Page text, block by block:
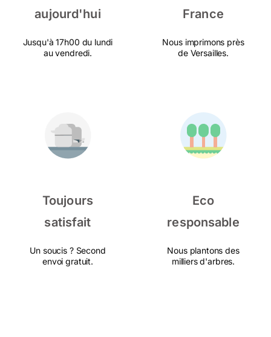
aujourd'hui
Jusqu'à 17h00 du lundi
au vendredi.
France
Nous imprimons près
de Versailles.
Toujours
satisfait
Un soucis ? Second
envoi gratuit.
Eco
responsable
Nous plantons des
milliers d'arbres.